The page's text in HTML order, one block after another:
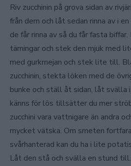
Riv zucchinin på grova sidan av
från dem och låt sedan rinna av i
de får rinna av så du får fasta biffar.
tärningar och stek den mjuk med
med gurkmejan och stek lite till.
zucchinin, stekta löken med de
bunke och ställ åt sidan, låt svälla
känns för lös tillsätter du mer
zucchini vara vattnigare än andra
mycket vätska. Om smeten
svårhanterad kan du ha i lite
Låt den stå och svälla en stund